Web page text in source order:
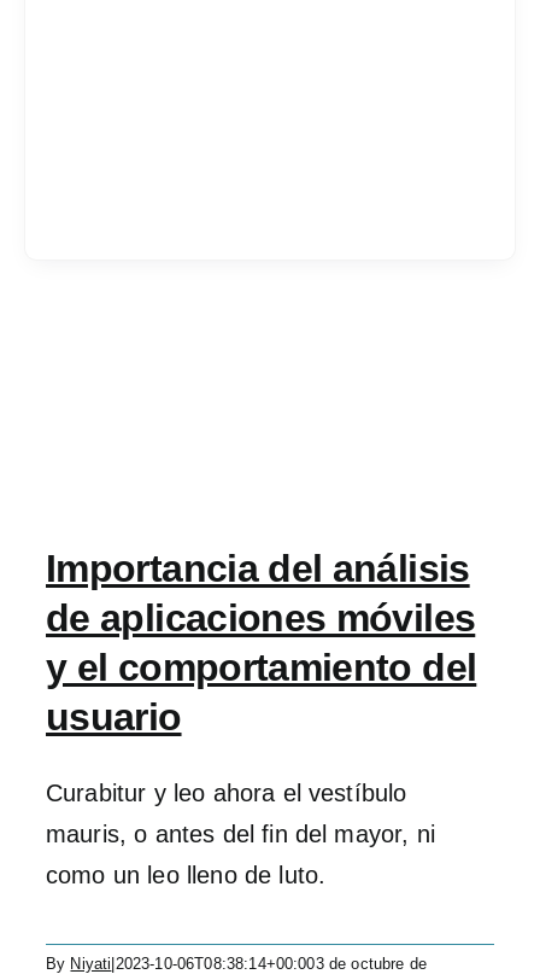
RFP
Importancia del análisis
de aplicaciones móviles
y el comportamiento del
usuario
Curabitur y leo ahora el vestíbulo
mauris, o antes del fin del mayor, ni
como un leo lleno de luto.
By Niyati 2023-10-06T08:38:14+00:003 de octubre de